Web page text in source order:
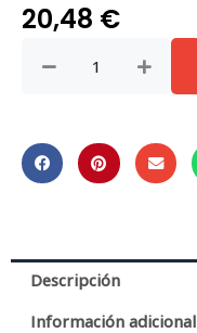
20,48 €
EMPOTRABLE
12W
3000K
Descripción
Información adicional